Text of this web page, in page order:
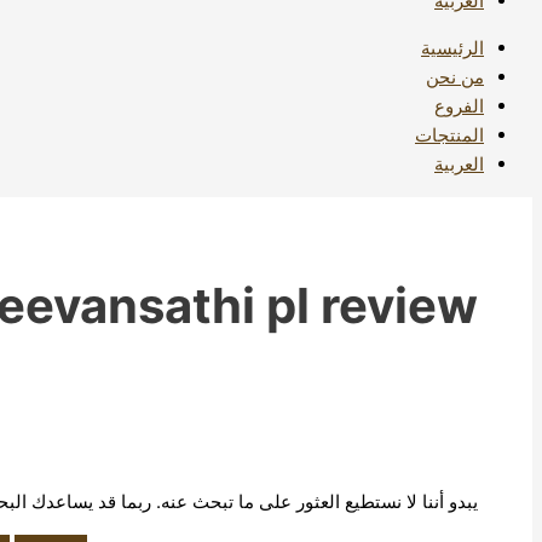
الرئيسية
من نحن
الفروع
المنتجات
العربية
pl review
يبدو أننا لا نستطيع العثور على ما تبحث عنه. ربما قد يساعدك